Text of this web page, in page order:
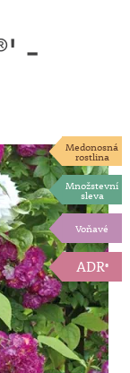
-
Medonosná
rostlina
Množstevní
sleva
Voňavé
ADR®